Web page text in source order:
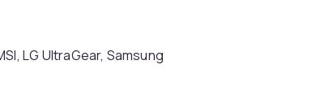
LG UltraGear, Samsung